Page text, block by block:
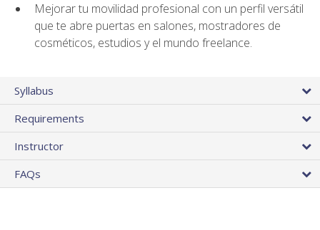
Mejorar tu movilidad profesional con un perfil versátil
que te abre puertas en salones, mostradores de
cosméticos, estudios y el mundo freelance.
Syllabus
Requirements
Instructor
FAQs